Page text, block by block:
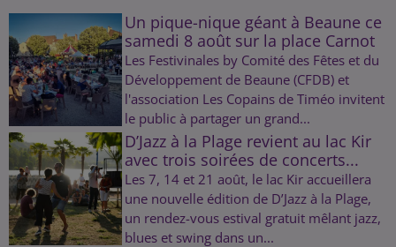
Un pique-nique géant à Beaune ce
samedi 8 août sur la place Carnot
Les Festivinales by Comité des Fêtes et du
Développement de Beaune (CFDB) et
l'association Les Copains de Timéo invitent
le public à partager un grand...
D’Jazz à la Plage revient au lac Kir
avec trois soirées de concerts...
Les 7, 14 et 21 août, le lac Kir accueillera
une nouvelle édition de D’Jazz à la Plage,
un rendez-vous estival gratuit mêlant jazz,
blues et swing dans un...